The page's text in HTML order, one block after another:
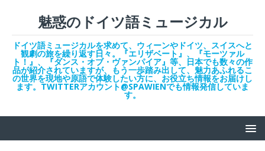
魅惑のドイツ語ミュージカル
ドイツ語ミュージカルを求めて、ウィーンやドイツ、スイスへと
観劇の旅を繰り返す日々。『エリザベート』、『モーツァル
ト！』、『ダンス・オブ・ヴァンパイア』等、日本でも数々の作
品が紹介されていますが、もう一歩踏み出して、魅力あふれるこ
の世界を現地や原語で体験したい方に、お役立ち情報をお届けし
ます。TWITTERアカウント@SPAWIENでも情報発信していま
す。